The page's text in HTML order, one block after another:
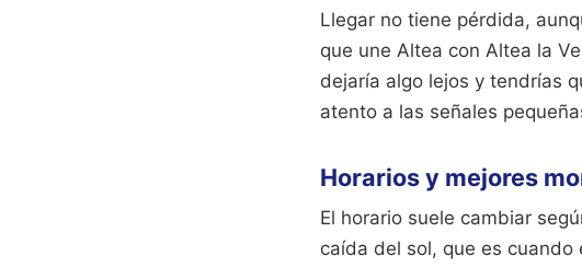
Llegar no tiene pérdida,
que une Altea con Altea la
dejaría algo lejos y tendrías
atento a las señales
Horarios y mejores
El horario suele cambiar
caída del sol, que es cuando